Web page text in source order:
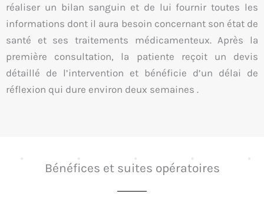
réaliser un bilan sanguin et de lui fournir toutes les
informations dont il aura besoin concernant son état de
santé et ses traitements médicamenteux. Après la
première consultation, la patiente reçoit un devis
détaillé de l’intervention et bénéficie d’un délai de
réflexion qui dure environ deux semaines .
Bénéfices et suites opératoires